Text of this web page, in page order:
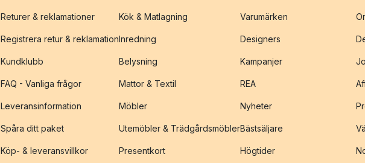
Returer & reklamationer
Registrera retur & reklamation
Kundklubb
FAQ - Vanliga frågor
Leveransinformation
Spåra ditt paket
Köp- & leveransvillkor
Kök & Matlagning
Inredning
Belysning
Mattor & Textil
Möbler
Utemöbler & Trädgårdsmöbler
Presentkort
Varumärken
Designers
Kampanjer
REA
Nyheter
Bästsäljare
Högtider